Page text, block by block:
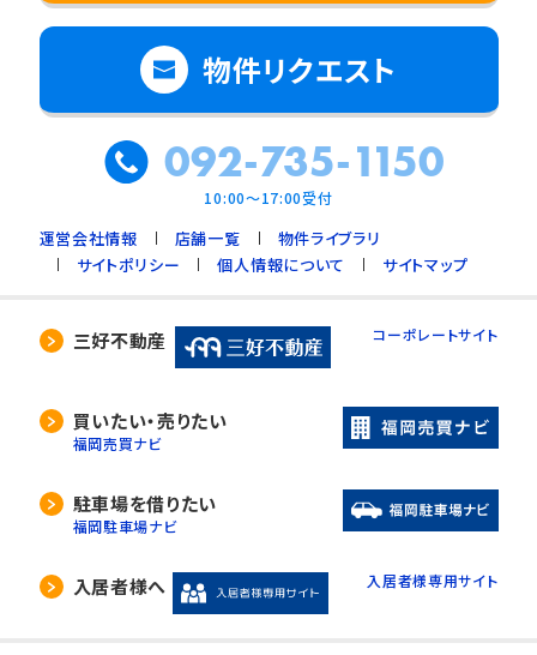
物件リクエスト
092-735-1150
10:00～17:00受付
運営会社情報 店舗一覧
物件ライブラリ
サイトポリシー
個人情報について サイトマップ
三好不動産 コーポレートサイト
買いたい・売りたい
福岡売買ナビ
駐車場を借りたい
福岡駐車場ナビ
入居者様へ 入居者様専用サイト